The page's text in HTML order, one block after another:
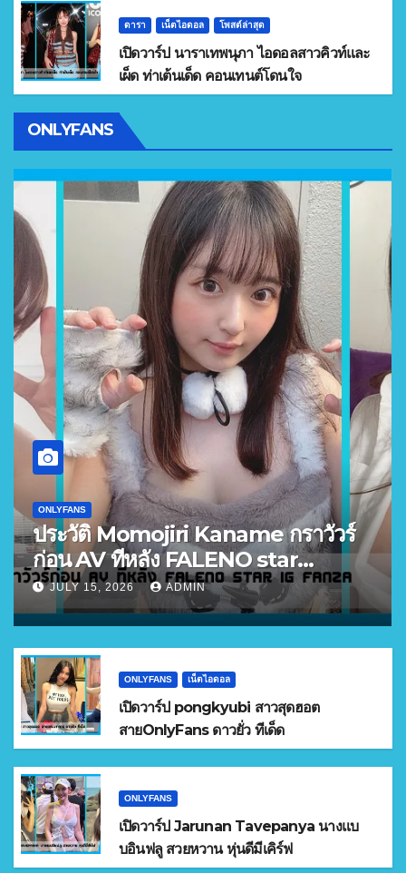
ดารา เน็ตไอดอล โพสต์ล่าสุด
เปิดวาร์ป นาราเทพนุภา ไอดอลสาวคิวท์และ
เผ็ด ท่าเต้นเด็ด คอนเทนต์โดนใจ
ONLYFANS
ONLYFANS
ประวัติ Momojiri Kaname กราวัวร์
ก่อน AV ทีหลัง FALENO star
FANZA อันดับ 3
JULY 15, 2026 ADMIN
ONLYFANS เน็ตไอดอล
เปิดวาร์ป pongkyubi สาวสุดฮอต
สายOnlyFans ดาวยั่ว ทีเด็ด
ONLYFANS
เปิดวาร์ป Jarunan Tavepanya นางแบ
บอินฟลู สวยหวาน หุ่นดีมีเคิร์ฟ